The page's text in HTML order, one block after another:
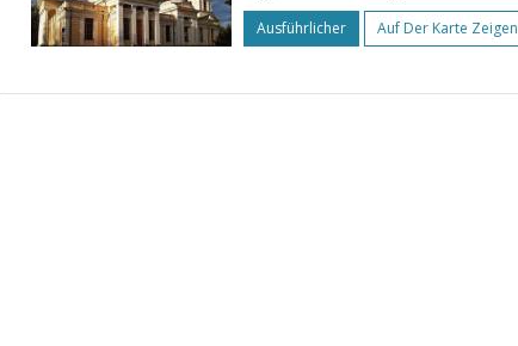
Ausführlicher
Auf Der Karte Zeigen